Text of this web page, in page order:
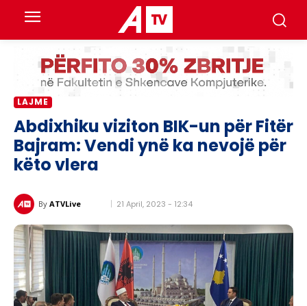
LAJME
Abdixhiku viziton BIK-un për Fitër
Bajram: Vendi ynë ka nevojë për
këto vlera
By ATVLive 21 April, 2023 - 12:34